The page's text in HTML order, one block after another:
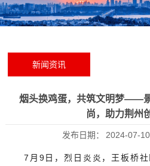
新闻资讯
烟头换鸡蛋，共筑文明梦——
尚，助力荆州
发布日期： 2024-07-10
7月9日，烈日炎炎，王板桥